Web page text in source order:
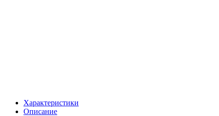
Характеристики
Описание